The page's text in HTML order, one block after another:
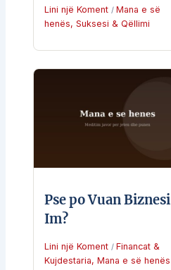
Lini një Koment / Mana e së
henës, Suksesi & Qëllimi
Pse po Vuan Biznesi
Im?
Lini një Koment / Financat &
Kujdestaria, Mana e së henës